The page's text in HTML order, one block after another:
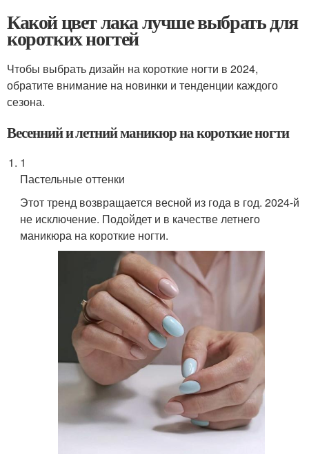
Какой цвет лака лучше выбрать для
коротких ногтей
Чтобы выбрать дизайн на короткие ногти в 2024,
обратите внимание на новинки и тенденции каждого
сезона.
Весенний и летний маникюр на короткие ногти
1
Пастельные оттенки
Этот тренд возвращается весной из года в год. 2024-й
не исключение. Подойдет и в качестве летнего
маникюра на короткие ногти.